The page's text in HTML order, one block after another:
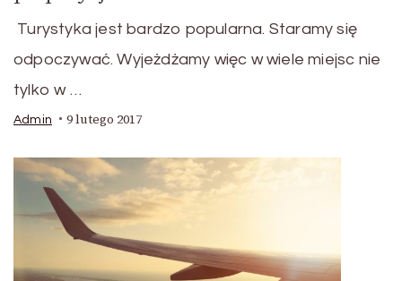
Turystyka jest bardzo popularna. Staramy się
odpoczywać. Wyjeżdżamy więc w wiele miejsc nie
tylko w …
Admin 9 lutego 2017